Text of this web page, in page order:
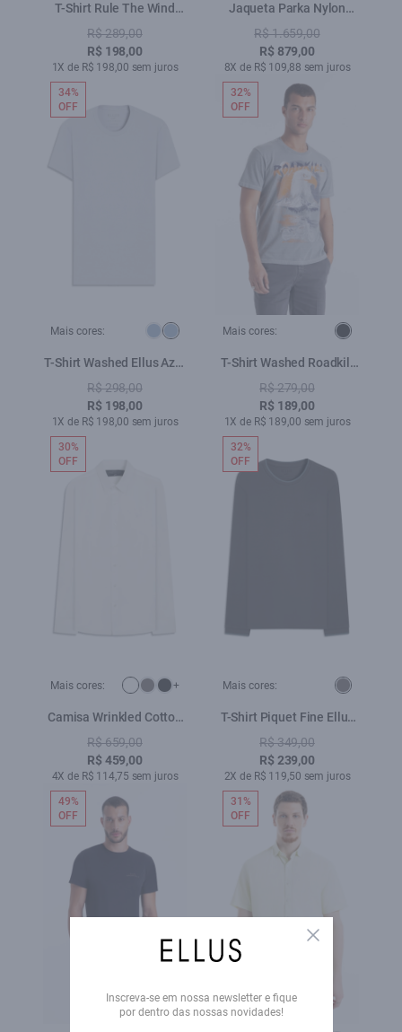
T-Shirt Rule The Wind
Preto
R$ 289,00
R$ 198,00
1X de R$ 198,00 sem juros
Jaqueta Parka Nylon
Ribbon Purple Blue
R$ 1.659,00
R$ 879,00
8X de R$ 109,88 sem juros
Mais cores:
T-Shirt Washed Ellus Azul
Seco
R$ 298,00
R$ 198,00
1X de R$ 198,00 sem juros
34%
OFF
Mais cores:
T-Shirt Washed Roadkill
Cinza Claro
R$ 279,00
R$ 189,00
1X de R$ 189,00 sem juros
32%
OFF
Mais cores: +
Camisa Wrinkled Cotton
Slim Branco
R$ 659,00
R$ 459,00
4X de R$ 114,75 sem juros
30%
OFF
Mais cores:
T-Shirt Piquet Fine Ellus
Plumbo
R$ 349,00
R$ 239,00
2X de R$ 119,50 sem juros
32%
OFF
49%
OFF
31%
OFF
Close
Inscreva-se em nossa newsletter e fique
por dentro das nossas novidades!